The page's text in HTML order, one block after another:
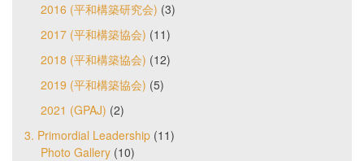
2016 (平和構築研究会) (3)
2017 (平和構築協会) (11)
2018 (平和構築協会) (12)
2019 (平和構築協会) (5)
2021 (GPAJ) (2)
3. Primordial Leadership (11)
Photo Gallery (10)